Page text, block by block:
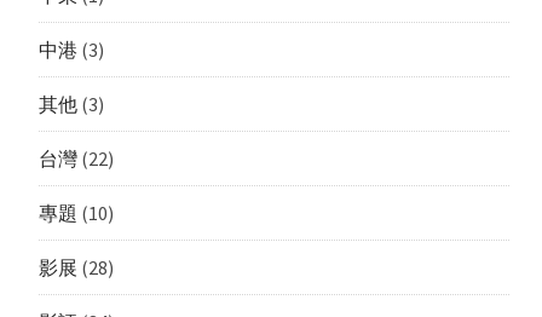
中港 (3)
其他(3)
台灣(22)
專題 (10)
影展 (28)